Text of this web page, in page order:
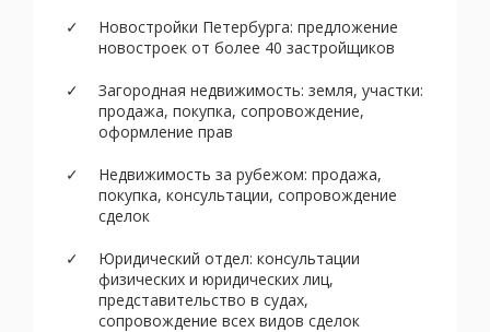
Новостройки Петербурга: предложение
новостроек от более 40 застройщиков
Загородная недвижимость: земля, участки:
продажа, покупка, сопровождение,
оформление прав
Недвижимость за рубежом: продажа,
покупка, консультации, сопровождение
сделок
Юридический отдел: консультации
физических и юридических лиц,
представительство в судах,
сопровождение всех видов сделок